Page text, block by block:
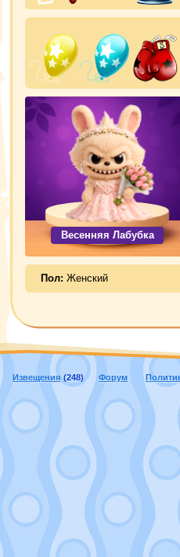
Весенняя Лабубка
Пол: Женский
Извещения (248) Форум